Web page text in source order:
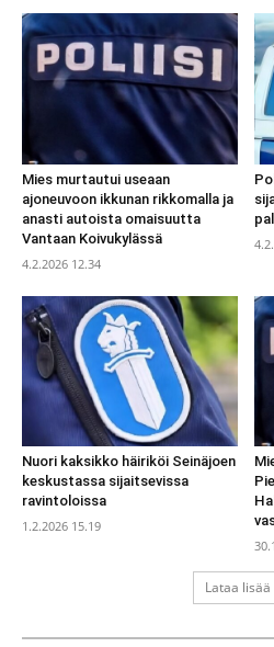
Mies murtautui useaan
ajoneuvoon ikkunan rikkomalla ja
anasti autoista omaisuutta
Vantaan Koivukylässä
4.2.2026 12.34
Nuori kaksikko häiriköi Seinäjoen
keskustassa sijaitsevissa
ravintoloissa
1.2.2026 15.19
Lataa lisää